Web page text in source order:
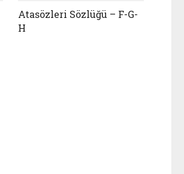
Atasözleri Sözlüğü – F-G-
H